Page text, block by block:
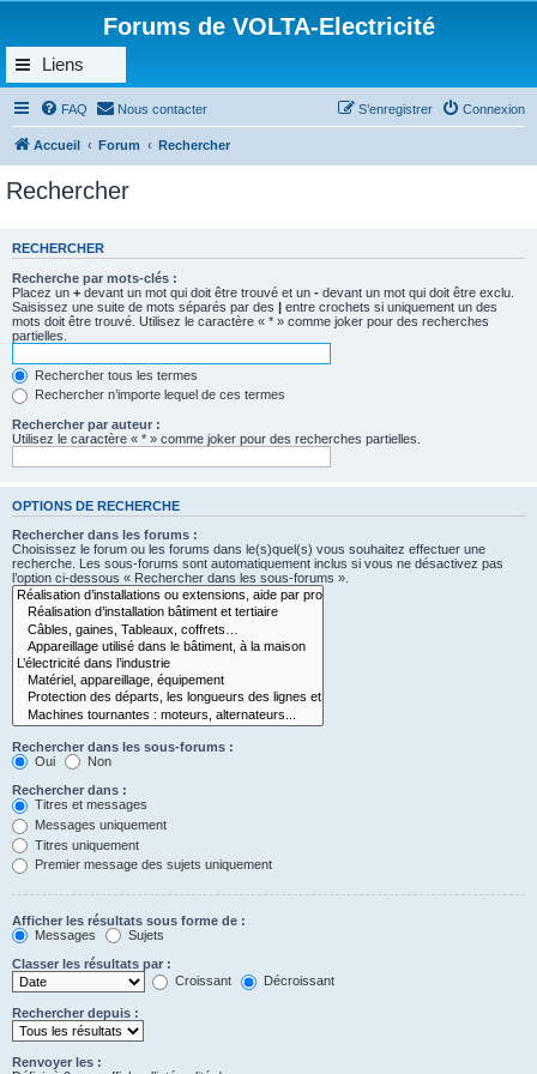
Forums de VOLTA-Electricité
Liens
FAQ Nous contacter Connexion
S’enregistrer
Accueil Forum Rechercher
Rechercher
RECHERCHER
Recherche par mots-clés :
Placez un + devant un mot qui doit être trouvé et un - devant un mot qui doit être exclu.
Saisissez une suite de mots séparés par des | entre crochets si uniquement un des
mots doit être trouvé. Utilisez le caractère « * » comme joker pour des recherches
partielles.
Rechercher tous les termes
Rechercher n’importe lequel de ces termes
Rechercher par auteur :
Utilisez le caractère « * » comme joker pour des recherches partielles.
OPTIONS DE RECHERCHE
Rechercher dans les forums :
Choisissez le forum ou les forums dans le(s)quel(s) vous souhaitez effectuer une
recherche. Les sous-forums sont automatiquement inclus si vous ne désactivez pas
l’option ci-dessous « Rechercher dans les sous-forums ».
Rechercher dans les sous-forums :
Oui
Non
Rechercher dans :
Titres et messages
Messages uniquement
Titres uniquement
Premier message des sujets uniquement
Afficher les résultats sous forme de :
Messages
Sujets
Classer les résultats par :
Croissant
Décroissant
Rechercher depuis :
Renvoyer les :